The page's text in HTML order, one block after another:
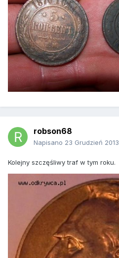
robson68
Napisano 23 Grudzień 2013
Kolejny szczęśliwy traf w tym roku.